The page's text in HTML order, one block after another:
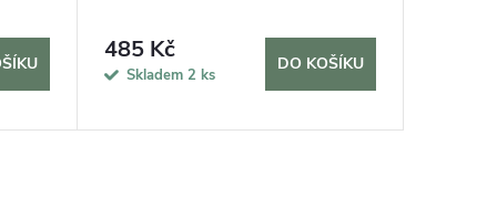
485 Kč
Skladem 2 ks
DO KOŠÍKU